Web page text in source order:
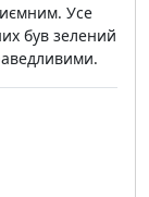
Усе
був зелений